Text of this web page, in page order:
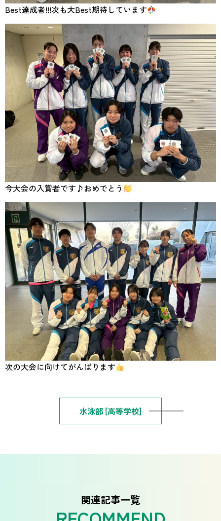
Best達成者!!!次も大Best期待しています
今大会の入賞者です♪おめでとう
次の大会に向けてがんばります
水泳部 [高等学校]
関連記事一覧